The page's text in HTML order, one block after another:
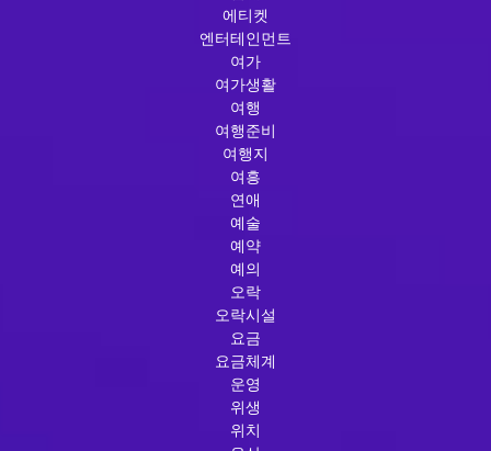
에티켓
엔터테인먼트
여가
여가생활
여행
여행준비
여행지
여흥
연애
예술
예약
예의
오락
오락시설
요금
요금체계
운영
위생
위치